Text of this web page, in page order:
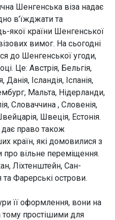
Шенгенська віза надає
в’їжджати та
якої країни Шенгенської
вимог. На сьогодні
до Шенгенської угоди,
Це: Австрія, Бельгія,
Ісландія, Іспанія,
Мальта, Нідерланди,
Словаччина , Словенія,
Швеція, Естонія.
дає право також
країн, які домовилися з
про вільне переміщення.
Ліхтенштейн, Сан-
Фарерські острови.
її оформлення, вони на
тому простішими для